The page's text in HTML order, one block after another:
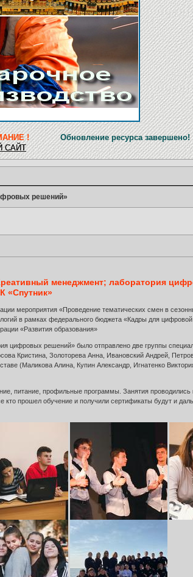
ресурса завершено! Для
САЙТ
решений»
менеджмент; лаборатория
«Спутник»
мероприятия «Проведение тематических смен в
в рамках федерального бюджета «Кадры для
«Развития образования»
цифровых решений» было отправлено две группы
Кристина, Золоторева Анна, Ивановский Андрей,
(Маликова Алина, Купин Александр, Игнатенко
питание, профильные программы. Занятия проводились
прошел обучение и получили сертификаты будут и